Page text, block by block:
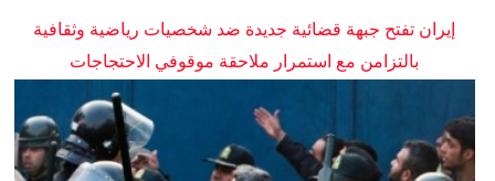
إيران تفتح جبهة قضائية جديدة ضد شخصيات رياضية وثقافية
بالتزامن مع استمرار ملاحقة موقوفي الاحتجاجات